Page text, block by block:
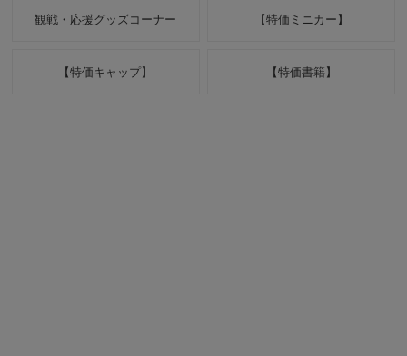
観戦・応援グッズコーナー 【特価ミニカー】
【特価キャップ】 【特価書籍】